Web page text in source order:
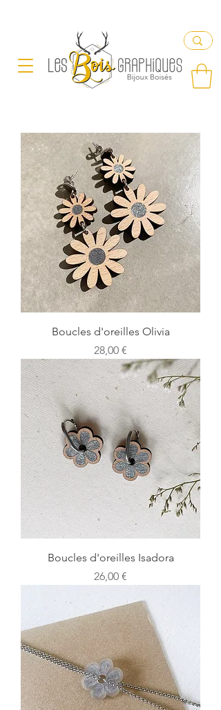
Boucles d'oreilles Olivia
Prix
28,00 €
Boucles d'oreilles Isadora
Prix
26,00 €